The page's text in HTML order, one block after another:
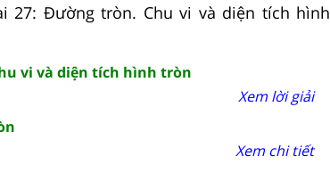
27: Đường tròn. Chu vi và diện tích hình
vi và diện tích hình tròn
Xem lời giải
Xem chi tiết